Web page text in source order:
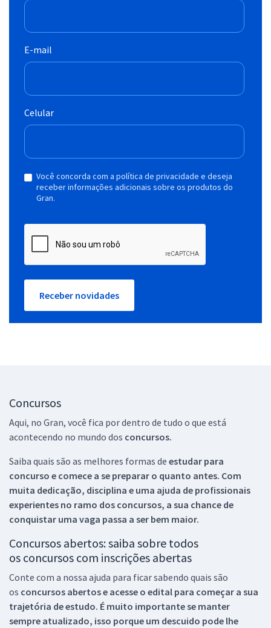
E-mail
Celular
Você concorda com a política de privacidade e deseja
receber informações adicionais sobre os produtos do
Gran.
Receber novidades
Concursos
Aqui, no Gran, você fica por dentro de tudo o que está
acontecendo no mundo dos concursos.
Saiba quais são as melhores formas de estudar para
concurso e comece a se preparar o quanto antes. Com
muita dedicação, disciplina e uma ajuda de profissionais
experientes no ramo dos concursos, a sua chance de
conquistar uma vaga passa a ser bem maior.
Concursos abertos: saiba sobre todos
os concursos com inscrições abertas
Conte com a nossa ajuda para ficar sabendo quais são
os concursos abertos e acesse o edital para começar a sua
trajetória de estudo. É muito importante se manter
sempre atualizado, isso porque um descuido pode lhe